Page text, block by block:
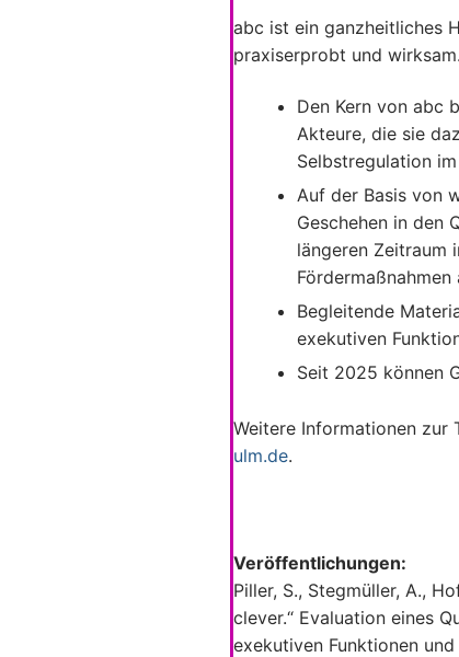
abc ist ein ganzheitliches
praxiserprobt und
Den Kern von abc
Akteure, die sie
Selbstregulation
Auf der Basis von
Geschehen in den
längeren Zeitraum
Begleitende
exekutiven
Seit 2025 können
Weitere Informationen zur
ulm.de.
Veröffentlichungen:
Piller, S., Stegmüller, A.,
clever.“ Evaluation eines
exekutiven Funktionen